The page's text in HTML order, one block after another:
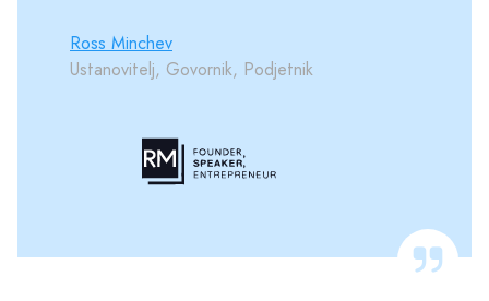
Ross Minchev
Ustanovitelj, Govornik, Podjetnik